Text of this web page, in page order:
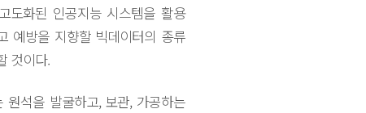
도화된 인공지능 시스템을 활용
예방을 지향할 빅데이터의 종류
것이다.
원석을 발굴하고, 보관, 가공하는